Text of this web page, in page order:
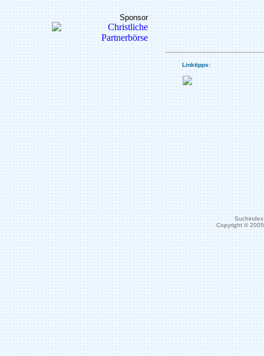
Sponsor
Linktipps:
Copyright ©